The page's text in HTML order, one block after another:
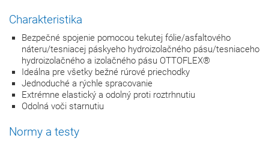
Charakteristika
Bezpečné spojenie pomocou tekutej fólie/asfaltového
náteru/tesniacej páskyeho hydroizolačného pásu/tesniaceho
hydroizolačného a izolačného pásu OTTOFLEX®
Ideálna pre všetky bežné rúrové priechodky
Jednoduché a rýchle spracovanie
Extrémne elastický a odolný proti roztrhnutiu
Odolná voči starnutiu
Normy a testy